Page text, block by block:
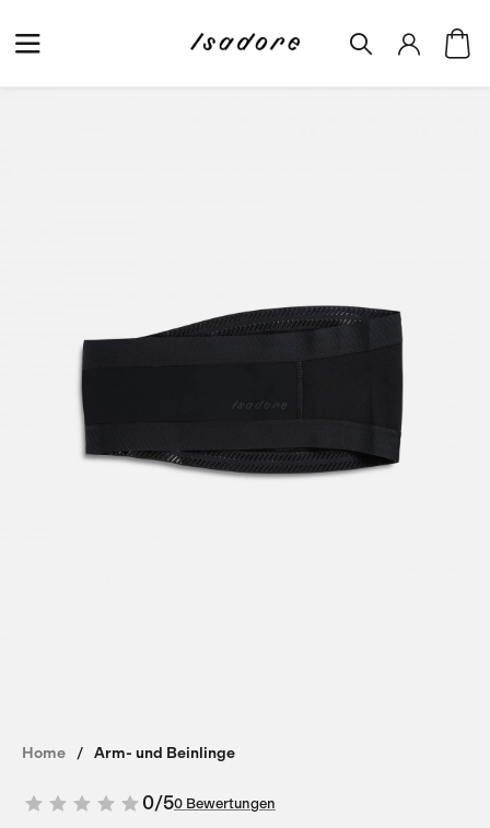
Home Arm- und Beinlinge
0/50 Bewertungen